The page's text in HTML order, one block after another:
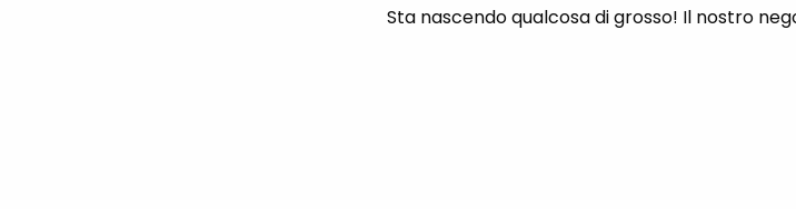
Sta nascendo qualcosa di grosso! Il nostro